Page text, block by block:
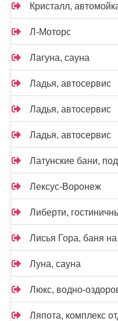
Кристалл,
Л-Моторс
Лагуна, сауна
Ладья, автосервис
Ладья, автосервис
Ладья, автосервис
Латунские бани,
Лексус-Воронеж
Либерти,
Лисья Гора, баня
Луна, сауна
Люкс, водно-
Ляпота, комплекс